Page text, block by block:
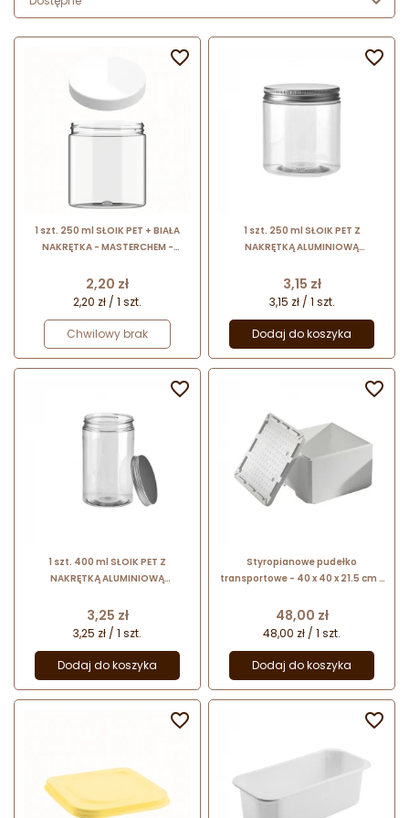
1 szt. 250 ml SŁOIK PET + BIAŁA
NAKRĘTKA - MASTERCHEM -
deserów w słoiku
Cena
2,20 zł
2,20 zł / 1 szt.
Chwilowy brak

1 szt. 250 ml SŁOIK PET Z
NAKRĘTKĄ ALUMINIOWĄ
serwowania deserów w słoiku
Cena
3,15 zł
3,15 zł / 1 szt.
Dodaj do koszyka

1 szt. 400 ml SŁOIK PET Z
NAKRĘTKĄ ALUMINIOWĄ
serwowania deserów w słoiku
Cena
3,25 zł
3,25 zł / 1 szt.
Dodaj do koszyka

Styropianowe pudełko
transportowe - 40 x 40 x 21.5 cm -
wysyłki czekolady i dekoracji
czekoladowych
Cena
48,00 zł
48,00 zł / 1 szt.
Dodaj do koszyka

 